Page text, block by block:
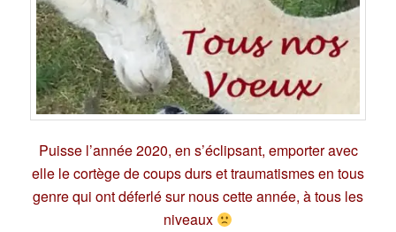
Puisse l’année 2020, en s’éclipsant, emporter avec
elle le cortège de coups durs et traumatismes en tous
genre qui ont déferlé sur nous cette année, à tous les
niveaux